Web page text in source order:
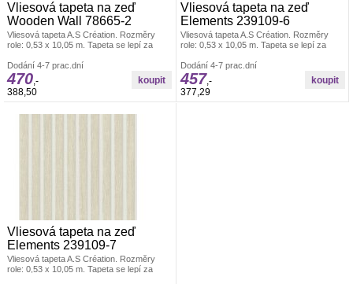
Vliesová tapeta na zeď
Wooden Wall 78665-2
Vliesová tapeta A.S Création. Rozměry
role: 0,53 x 10,05 m. Tapeta se lepí za
Vliesové tapety na zeď se vyznačují
dobrou prodyšností, mechanickou
odolností a schopností zakrytí jemných
prasklin. Vzorky zdarma.
Dodání 4-7 prac.dní
470,-
388,50
Vliesová tapeta na zeď
Elements 239109-6
Vliesová tapeta A.S Création. Rozměry
role: 0,53 x 10,05 m. Tapeta se lepí za
Vliesové tapety na zeď se vyznačují
dobrou prodyšností, mechanickou
odolností a schopností zakrytí jemných
prasklin. Vzorky zdarma.
Dodání 4-7 prac.dní
457,-
377,29
Vliesová tapeta na zeď
Elements 239109-7
Vliesová tapeta A.S Création. Rozměry
role: 0,53 x 10,05 m. Tapeta se lepí za